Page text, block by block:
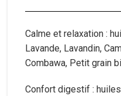
Calme et relaxation :
Lavande, Lavandin,
Combawa, Petit grain
Confort digestif :